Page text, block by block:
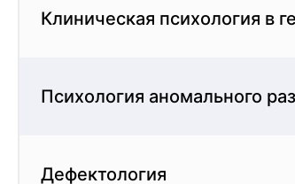
Клиническая психология в
Психология аномального
Дефектология